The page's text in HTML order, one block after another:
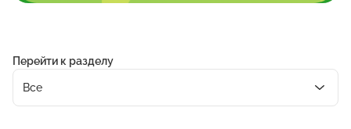
Перейти к разделу
Все